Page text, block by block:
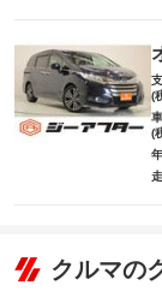
(
(
クルマの